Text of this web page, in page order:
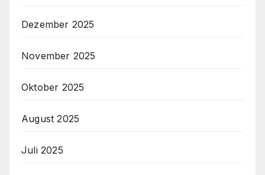
Dezember 2025
November 2025
Oktober 2025
August 2025
Juli 2025